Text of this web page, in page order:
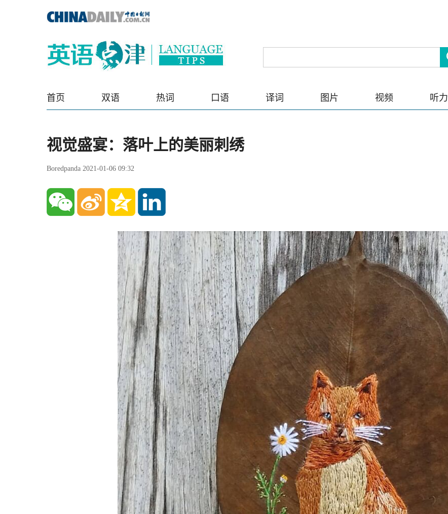
首页 双语 热词 口语 译词 图片 视频 听力
视觉盛宴：落叶上的美丽刺绣
Boredpanda 2021-01-06 09:32